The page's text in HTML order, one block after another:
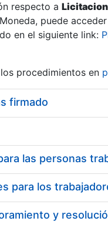
respecto a
puede
en el siguiente link:
procedimientos en
firmado